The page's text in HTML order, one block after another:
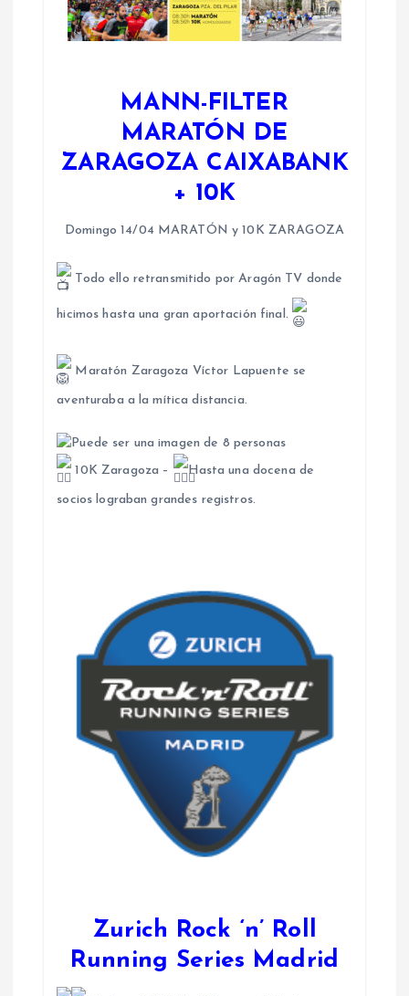
MANN-FILTER
MARATÓN DE
ZARAGOZA CAIXABANK
+ 10K
Domingo 14/04 MARATÓN y 10K ZARAGOZA
Todo ello retransmitido por Aragón TV donde
hicimos hasta una gran aportación final.
Maratón Zaragoza Víctor Lapuente se
aventuraba a la mítica distancia.
10K Zaragoza – Hasta una docena de
socios lograban grandes registros.
Zurich Rock ‘n’ Roll
Running Series Madrid